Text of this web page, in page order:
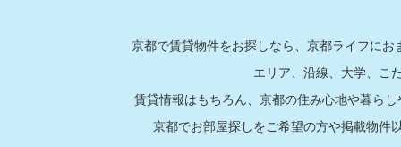
京都で賃貸物件をお探しなら、京都ライフに
エリア、沿線、大学、こ
賃貸情報はもちろん、京都の住み心地や暮ら
京都でお部屋探しをご希望の方や掲載物件